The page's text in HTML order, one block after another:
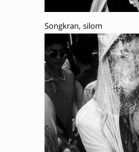
Songkran, silom